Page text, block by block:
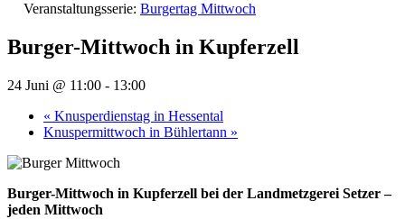
Veranstaltungsserie: Burgertag Mittwoch
Burger-Mittwoch in Kupferzell
24 Juni @ 11:00 - 13:00
« Knusperdienstag in Hessental
Knuspermittwoch in Bühlertann »
Burger-Mittwoch in Kupferzell bei der Landmetzgerei Setzer –
jeden Mittwoch